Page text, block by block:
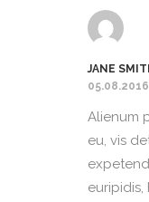
JANE
Alienum
eu, vis
euripidis,